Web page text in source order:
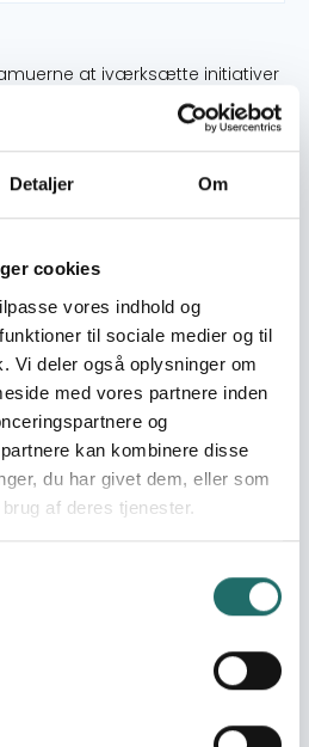
Detaljer Om
cookies
vores indhold og
til sociale medier og til
Vi deler også oplysninger om
med vores partnere inden
og
kan kombinere disse
du har givet dem, eller som
af deres tjenester.
at iværksætte initiativer
vision om, at alle mennesker,
til at leve et sundt og godt liv.
på deres mors ryg til de
samarbejdes
for Friends of Akwamufie –
øverste leder af Akwamu
stab (op til 15 personer) samt
10). Målgruppen består af 13
for
i 3-4 års alderen, 45 og 60
forventes at være ca. 50/50
Akwamufies Venner og